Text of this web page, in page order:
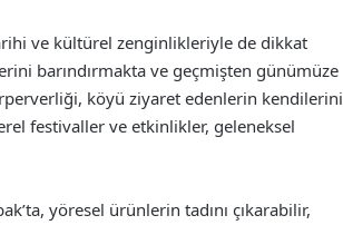
ve kültürel zenginlikleriyle de dikkat
barındırmakta ve geçmişten günümüze
köyü ziyaret edenlerin kendilerini
festivaller ve etkinlikler, geleneksel
yöresel ürünlerin tadını çıkarabilir,